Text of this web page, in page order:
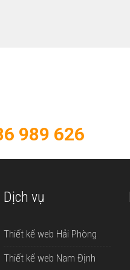
989 626
Dịch vụ
Thiết kế web Hải Phòng
Thiết kế web Nam Định